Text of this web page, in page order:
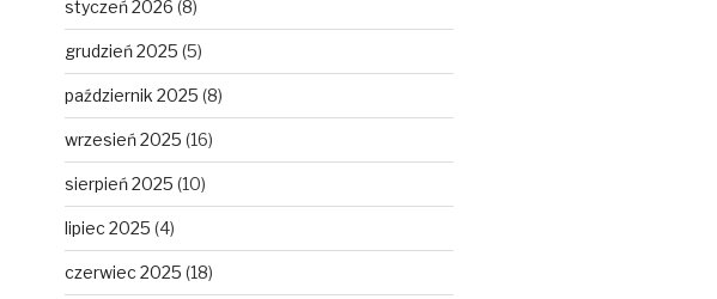
styczeń 2026 (8)
grudzień 2025 (5)
październik 2025 (8)
wrzesień 2025 (16)
sierpień 2025 (10)
lipiec 2025 (4)
czerwiec 2025 (18)